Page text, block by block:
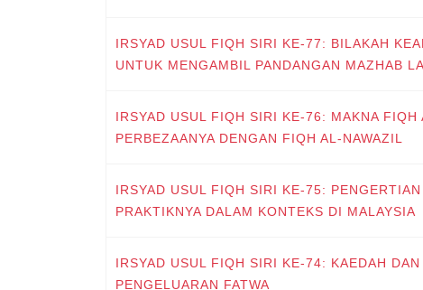
IRSYAD USUL FIQH SIRI KE-77: BILAKAH
UNTUK MENGAMBIL PANDANGAN MAZHAB
IRSYAD USUL FIQH SIRI KE-76: MAKNA FIQH
PERBEZAANYA DENGAN FIQH AL-NAWAZIL
IRSYAD USUL FIQH SIRI KE-75:
PRAKTIKNYA DALAM KONTEKS DI MALAYSIA
IRSYAD USUL FIQH SIRI KE-74: KAEDAH DAN
PENGELUARAN FATWA